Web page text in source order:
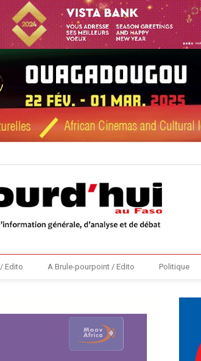
Edito A Brule-pourpoint / Edito Politique